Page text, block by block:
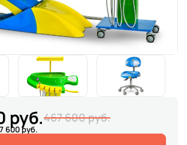
руб.467 600 руб.
600 руб.